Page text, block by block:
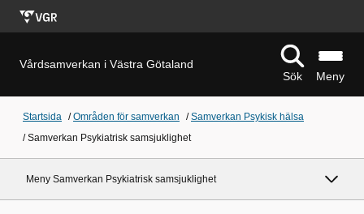
Vårdsamverkan i Västra Götaland
Sök
Meny
Startsida /Områden för samverkan /Samverkan Psykisk hälsa
/Samverkan Psykiatrisk samsjuklighet
Meny Samverkan Psykiatrisk samsjuklighet